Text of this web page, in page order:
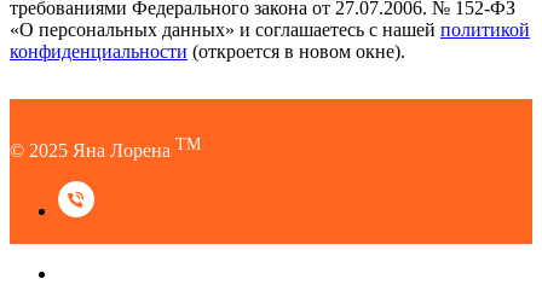
требованиями Федерального закона от 27.07.2006. № 152-ФЗ
«О персональных данных» и соглашаетесь c нашей политикой
конфиденциальности (откроется в новом окне).
© 2025 Яна Лорена TM